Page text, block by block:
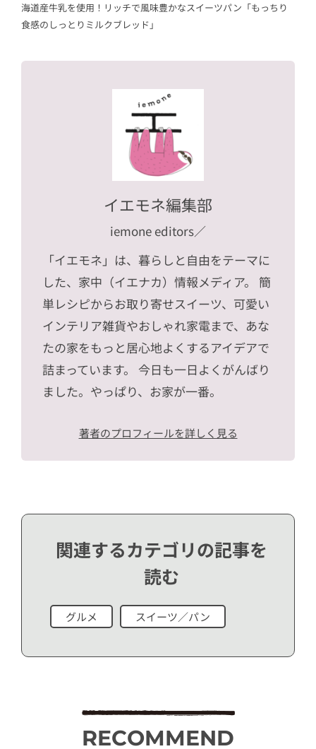
海道産牛乳を使用！リッチで風味豊かなスイーツパン「もっちり
食感のしっとりミルクブレッド」
イエモネ編集部
iemone editors／
「イエモネ」は、暮らしと自由をテーマに
した、家中（イエナカ）情報メディア。 簡
単レシピからお取り寄せスイーツ、可愛い
インテリア雑貨やおしゃれ家電まで、あな
たの家をもっと居心地よくするアイデアで
詰まっています。 今日も一日よくがんばり
ました。やっぱり、お家が一番。
著者のプロフィールを詳しく見る
関連するカテゴリの記事を
読む
グルメ スイーツ／パン
RECOMMEND